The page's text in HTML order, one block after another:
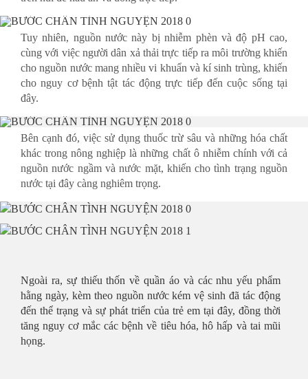
Tuy nhiên, nguồn nước này bị nhiễm phèn và độ pH cao,
cùng với việc người dân xả thải trực tiếp ra môi trường khiến
cho nguồn nước mang nhiều vi khuẩn và kí sinh trùng, khiến
cho nguy cơ bệnh tật tác động trực tiếp đến cuộc sống tại
đây.
Bên cạnh đó, việc sử dụng thuốc trừ sâu và những hóa chất
khác trong nông nghiệp là những chất ô nhiễm chính với cả
nguồn nước ngầm và nước mặt, khiến cho tình trạng nguồn
nước tại đây càng nghiêm trọng.
Ngoài ra, sự thiếu thốn về quần áo và các nhu yếu phẩm
hằng ngày, kèm theo nguồn nước kém vệ sinh đã tác động
đến thể trạng và sự phát triển của trẻ em tại đây, đồng thời
tăng nguy cơ mắc các bệnh về tiêu hóa, hô hấp và tai mũi
họng.